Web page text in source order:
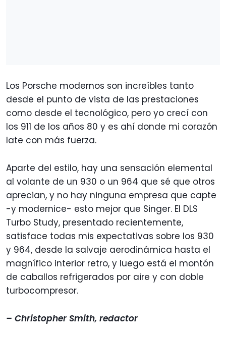
Los Porsche modernos son increíbles tanto
desde el punto de vista de las prestaciones
como desde el tecnológico, pero yo crecí con
los 911 de los años 80 y es ahí donde mi corazón
late con más fuerza.
Aparte del estilo, hay una sensación elemental
al volante de un 930 o un 964 que sé que otros
aprecian, y no hay ninguna empresa que capte
-y modernice- esto mejor que Singer. El DLS
Turbo Study, presentado recientemente,
satisface todas mis expectativas sobre los 930
y 964, desde la salvaje aerodinámica hasta el
magnífico interior retro, y luego está el montón
de caballos refrigerados por aire y con doble
turbocompresor.
– Christopher Smith, redactor